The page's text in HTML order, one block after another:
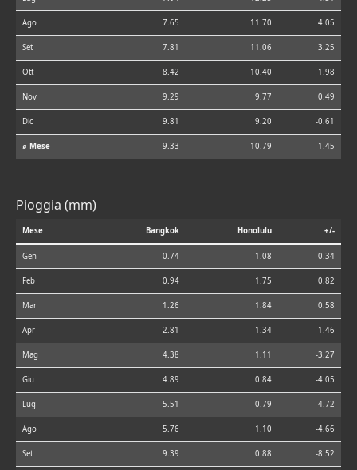
Ago 7.65 11.70 4.05
Set 7.81 11.06 3.25
Ott 8.42 10.40 1.98
Nov 9.29 9.77 0.49
Dic 9.81 9.20 -0.61
⌀ Mese 9.33 10.79 1.45
Pioggia (mm)
Mese Bangkok Honolulu +/-
Gen 0.74 1.08 0.34
Feb 0.94 1.75 0.82
Mar 1.26 1.84 0.58
Apr 2.81 1.34 -1.46
Mag 4.38 1.11 -3.27
Giu 4.89 0.84 -4.05
Lug 5.51 0.79 -4.72
Ago 5.76 1.10 -4.66
Set 9.39 0.88 -8.52